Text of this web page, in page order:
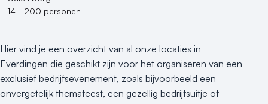
14 - 200 personen
Hier vind je een overzicht van al onze locaties in
Everdingen die geschikt zijn voor het organiseren van een
exclusief bedrijfsevenement, zoals bijvoorbeeld een
onvergetelijk themafeest, een gezellig bedrijfsuitje of